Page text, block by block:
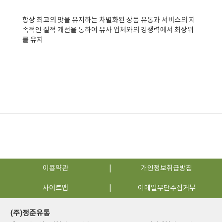
항상 최고의 맛을 유지하는 차별화된 상품 유통과 서비스의 지
속적인 질적 개선을 통하여 유사 업체와의 경쟁력에서 최상위
를 유지
이용약관 개인정보취급방침
사이트맵 이메일무단수집거부
(주)정준유통